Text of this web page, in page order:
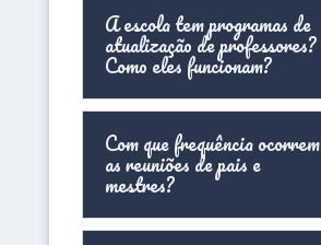
A escola tem programas de
atualização de professores?
Como eles funcionam?
Com que frequência ocorrem
as reuniões de pais e
mestres?